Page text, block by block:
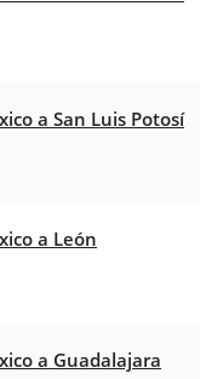
a San Luis Potosí
a León
a Guadalajara